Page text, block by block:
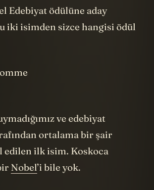
Edebiyat ödülüne aday
iki isimden sizce hangisi ödül
ve edebiyat
ortalama bir şair
edilen ilk isim. Koskoca
Nobel’i bile yok.